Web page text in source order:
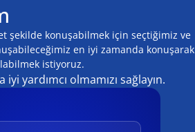
şekilde konuşabilmek için seçtiğimiz ve
en iyi zamanda konuşarak
istiyoruz.
yardımcı olmamızı sağlayın.